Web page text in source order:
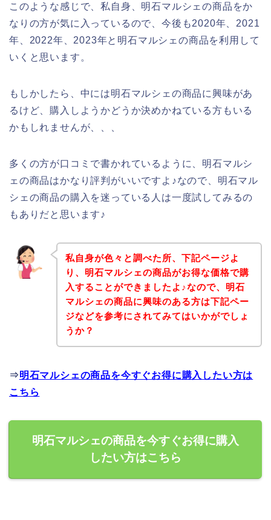
このような感じで、私自身、明石マルシェの商品をか
なりの方が気に入っているので、今後も2020年、2021
年、2022年、2023年と明石マルシェの商品を利用して
いくと思います。
もしかしたら、中には明石マルシェの商品に興味があ
るけど、購入しようかどうか決めかねている方もいる
かもしれませんが、、、
多くの方が口コミで書かれているように、明石マルシ
ェの商品はかなり評判がいいですよ♪なので、明石マル
シェの商品の購入を迷っている人は一度試してみるの
もありだと思います♪
私自身が色々と調べた所、下記ページよ
り、明石マルシェの商品がお得な価格で購
入することができましたよ♪なので、明石
マルシェの商品に興味のある方は下記ペー
ジなどを参考にされてみてはいかがでしょ
うか？
⇒明石マルシェの商品を今すぐお得に購入したい方は
こちら
明石マルシェの商品を今すぐお得に購入
したい方はこちら